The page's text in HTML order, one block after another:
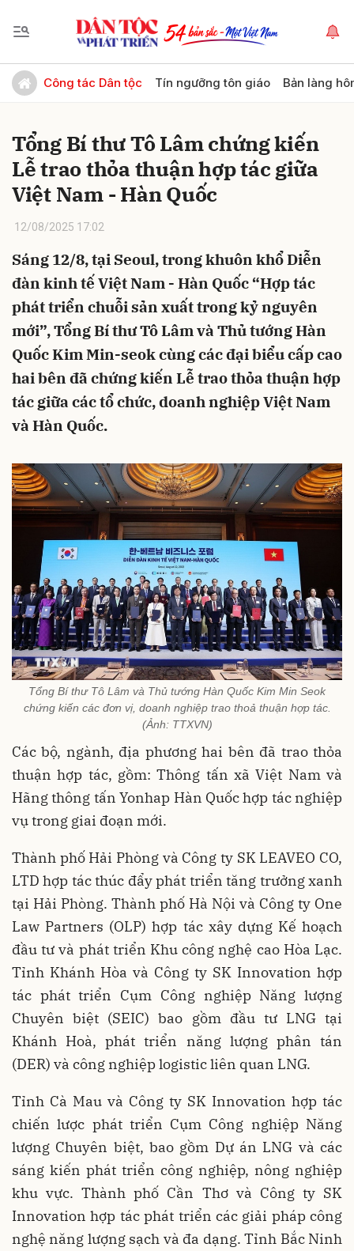
Công tác Dân tộc Tín ngưỡng tôn giáo Bản làng
Tổng Bí thư Tô Lâm chứng kiến
Lễ trao thỏa thuận hợp tác giữa
Việt Nam - Hàn Quốc
12/08/2025 17:02
Sáng 12/8, tại Seoul, trong khuôn khổ Diễn
đàn kinh tế Việt Nam - Hàn Quốc “Hợp tác
phát triển chuỗi sản xuất trong kỷ nguyên
mới”, Tổng Bí thư Tô Lâm và Thủ tướng Hàn
Quốc Kim Min-seok cùng các đại biểu cấp cao
hai bên đã chứng kiến Lễ trao thỏa thuận hợp
tác giữa các tổ chức, doanh nghiệp Việt Nam
và Hàn Quốc.
Tổng Bí thư Tô Lâm và Thủ tướng Hàn Quốc Kim Min Seok
chứng kiến các đơn vị, doanh nghiệp trao thoả thuận hợp tác.
(Ảnh: TTXVN)
Các bộ, ngành, địa phương hai bên đã trao thỏa
thuận hợp tác, gồm: Thông tấn xã Việt Nam và
Hãng thông tấn Yonhap Hàn Quốc hợp tác nghiệp
vụ trong giai đoạn mới.
Thành phố Hải Phòng và Công ty SK LEAVEO CO,
LTD hợp tác thúc đẩy phát triển tăng trưởng xanh
tại Hải Phòng. Thành phố Hà Nội và Công ty One
Law Partners (OLP) hợp tác xây dựng Kế hoạch
đầu tư và phát triển Khu công nghệ cao Hòa Lạc.
Tỉnh Khánh Hòa và Công ty SK Innovation hợp
tác phát triển Cụm Công nghiệp Năng lượng
Chuyên biệt (SEIC) bao gồm đầu tư LNG tại
Khánh Hoà, phát triển năng lượng phân tán
(DER) và công nghiệp logistic liên quan LNG.
Tỉnh Cà Mau và Công ty SK Innovation hợp tác
chiến lược phát triển Cụm Công nghiệp Năng
lượng Chuyên biệt, bao gồm Dự án LNG và các
sáng kiến phát triển công nghiệp, nông nghiệp
khu vực. Thành phố Cần Thơ và Công ty SK
Innovation hợp tác phát triển các giải pháp công
nghệ năng lượng sạch và đa dạng. Tỉnh Bắc Ninh
Gửi bình luận